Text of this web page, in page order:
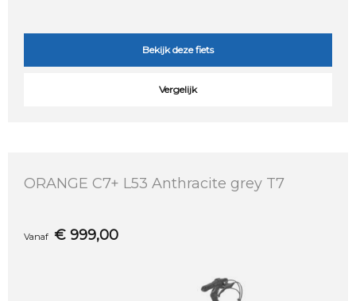
Bekijk deze fiets
Vergelijk
ORANGE C7+ L53 Anthracite grey T7
Vanaf € 999,00